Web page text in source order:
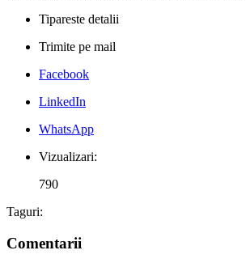
Tipareste detalii
Trimite pe mail
Facebook
LinkedIn
WhatsApp
Vizualizari:
790
Taguri:
Comentarii